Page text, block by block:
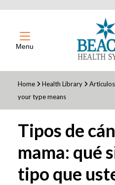
Menu
Home Health Library Articulos
your type means
Tipos de
mama: qué
tipo que